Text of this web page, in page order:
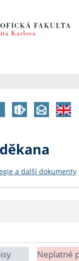
a další dokumenty
Neplatné